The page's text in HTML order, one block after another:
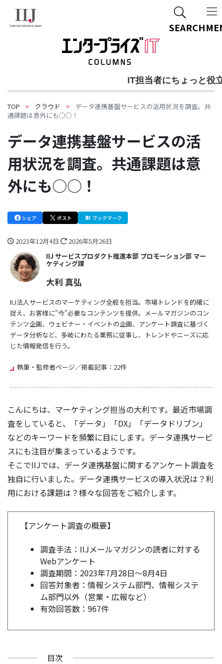
IT担当者にちょっと役
SEARCH
TOP クラウド
データ連携基盤サービスの活用状況を調査。共
通課題は意外にも○○！
データ連携基盤サービスの活
用状況を調査。共通課題は意
外にも○○！
シェア ポスト ブックマーク
2023年12月4日
2026年5月26日
IIJ サービスプロダクト推進本部 プロモーション部 マー
ケティング課
大利 真弘
IIJ法人サービスのマーケティング全般を担当。市場トレンドを的確に
捉え、お客様に"今"必要なコンテンツを提供。メールマガジンのコン
テンツ企画、ウェビナー・イベントの企画、アンケート調査に基づく
データ分析など、多岐にわたる業務に従事し、トレンドやニーズに応
じた情報発信を行う。
執筆・監修者ページ／掲載記事：22件
こんにちは、マーケティング担当の大利です。最近市場調
査をしていると、「データ」「DX」「データドリブン」
などのキーワードを頻繁に目にします。データ連携サービ
スにも注目が集まっているようです。
そこでIIJでは、データ連携基盤に関するアンケート調査を
独自に行いました。データ連携サービスの導入状況は？利
用における課題は？様々な回答をご紹介します。
【アンケート調査の概要】
調査手法：IIJメールマガジンの読者に対する
Webアンケート
調査期間：2023年7月28日～8月4日
回答対象者：情報システム部門、情報システ
ム部門以外（営業・広報など）
有効回答数：967件
目次
関連資料DL